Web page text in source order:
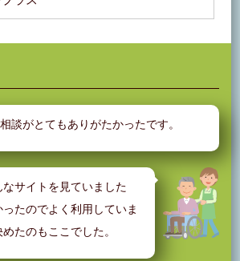
談がとてもありがたかったです。
サイトを見ていました
たのでよく利用していま
たのもここでした。